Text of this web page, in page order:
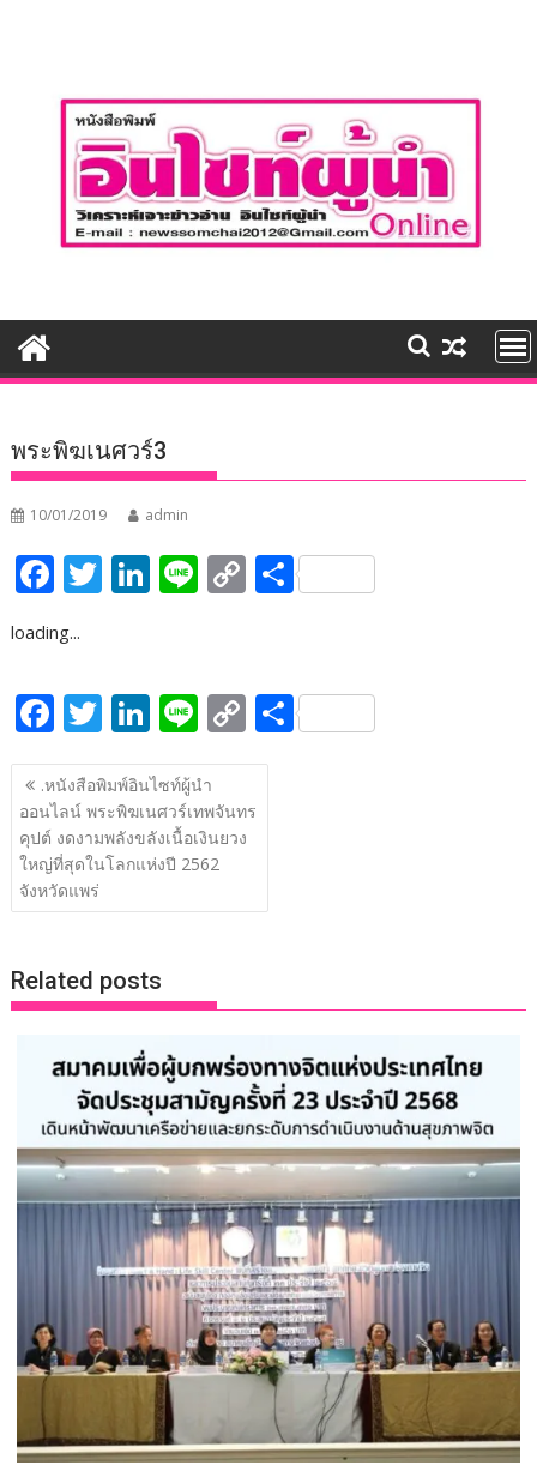
พระพิฆเนศวร์3
10/01/2019 admin
F
e
b
o
o
k
T
er
Li
e
dI
n
Li C
y
Li
n
k
S
e
loading...
F
ac
e
b
o
o
T
w
itt
er
Li
n
k
e
dI
n
Li
n
e
C
o
y
n
S
แนะแนว
เรื่อง
.หนังสือพิมพ์อินไซท์ผู้นำ
ออนไลน์ พระพิฆเนศวร์เทพจันทร
คุปต์ งดงามพลังขลังเนื้อเงินยวง
ใหญ่ที่สุดในโลกแห่งปี 2562
จังหวัดแพร่
Related posts